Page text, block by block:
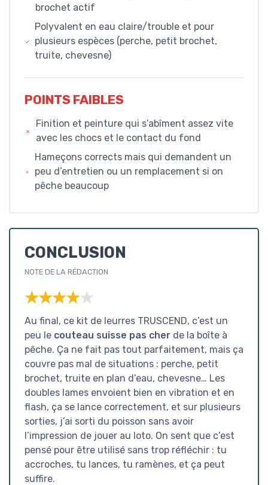
brochet actif
Polyvalent en eau claire/trouble et pour
plusieurs espèces (perche, petit brochet,
truite, chevesne)
POINTS FAIBLES
Finition et peinture qui s’abîment assez vite
avec les chocs et le contact du fond
Hameçons corrects mais qui demandent un
peu d’entretien ou un remplacement si on
pêche beaucoup
CONCLUSION
NOTE DE LA RÉDACTION
★★★★★
★★★★★
Au final, ce kit de leurres TRUSCEND, c’est un
peu le couteau suisse pas cher de la boîte à
pêche. Ça ne fait pas tout parfaitement, mais ça
couvre pas mal de situations : perche, petit
brochet, truite en plan d’eau, chevesne… Les
doubles lames envoient bien en vibration et en
flash, ça se lance correctement, et sur plusieurs
sorties, j’ai sorti du poisson sans avoir
l’impression de jouer au loto. On sent que c’est
pensé pour être utilisé sans trop réfléchir : tu
accroches, tu lances, tu ramènes, et ça peut
suffire.